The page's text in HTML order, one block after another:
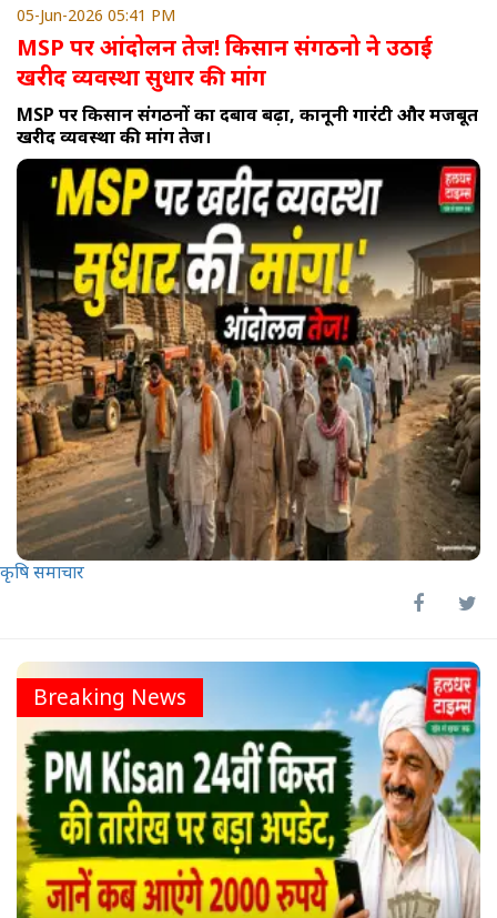
05-Jun-2026 05:41 PM
MSP पर आंदोलन तेज! किसान संगठनो ने उठाई
खरीद व्यवस्था सुधार की मांग
MSP पर किसान संगठनों का दबाव बढ़ा, कानूनी गारंटी और मजबूत
खरीद व्यवस्था की मांग तेज।
कृषि समाचार
Breaking News